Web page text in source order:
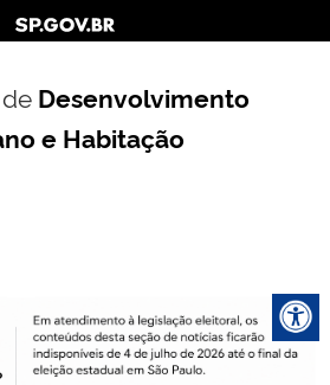
Desenvolvimento
e Habitação